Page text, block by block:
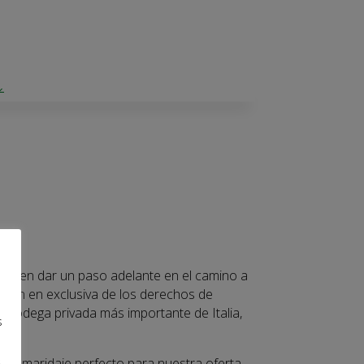
en dar un paso adelante en el camino a
en exclusiva de los derechos de
bodega privada más importante de Italia,